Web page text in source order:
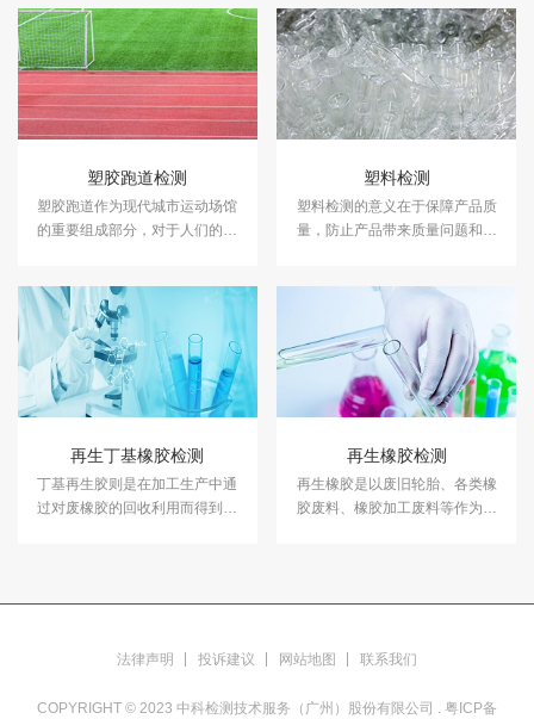
塑胶跑道检测
塑胶跑道作为现代城市运动场馆
的重要组成部分，对于人们的健
测及其他各类运动场地检测。
塑料检测
塑料检测的意义在于保障产品质
量，防止产品带来质量问题和安
测、塑料成分分析等领域的检
测，并出具具有CMA资质的塑料
检测报告。
再生丁基橡胶检测
丁基再生胶则是在加工生产中通
过对废橡胶的回收利用而得到的
再生橡胶检测
再生橡胶是以废旧轮胎、各类橡
胶废料、橡胶加工废料等作为主
法律声明 投诉建议 网站地图 联系我们
COPYRIGHT © 2023 中科检测技术服务（广州）股份有限公司 . 粤ICP备